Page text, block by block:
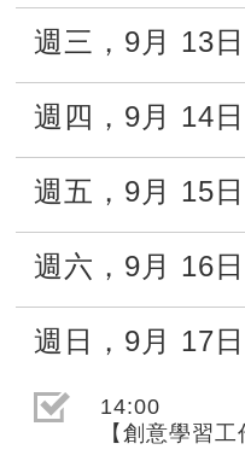
週三 ， 9月 13日
週四 ， 9月 14日
週五 ， 9月 15日
週六 ， 9月 16日
週日 ， 9月 17日
選取節目(未勾選)
14:00
【創意學習